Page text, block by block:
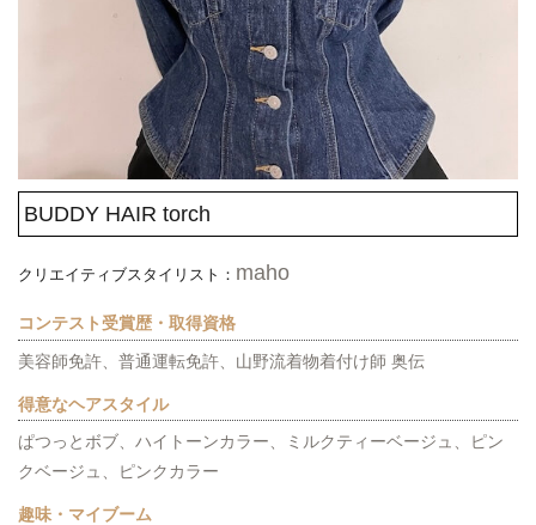
BUDDY HAIR torch
クリエイティブスタイリスト： maho
コンテスト受賞歴・取得資格
美容師免許、普通運転免許、山野流着物着付け師 奥伝
得意なヘアスタイル
ぱつっとボブ、ハイトーンカラー、ミルクティーベージュ、ピン
クベージュ、ピンクカラー
趣味・マイブーム